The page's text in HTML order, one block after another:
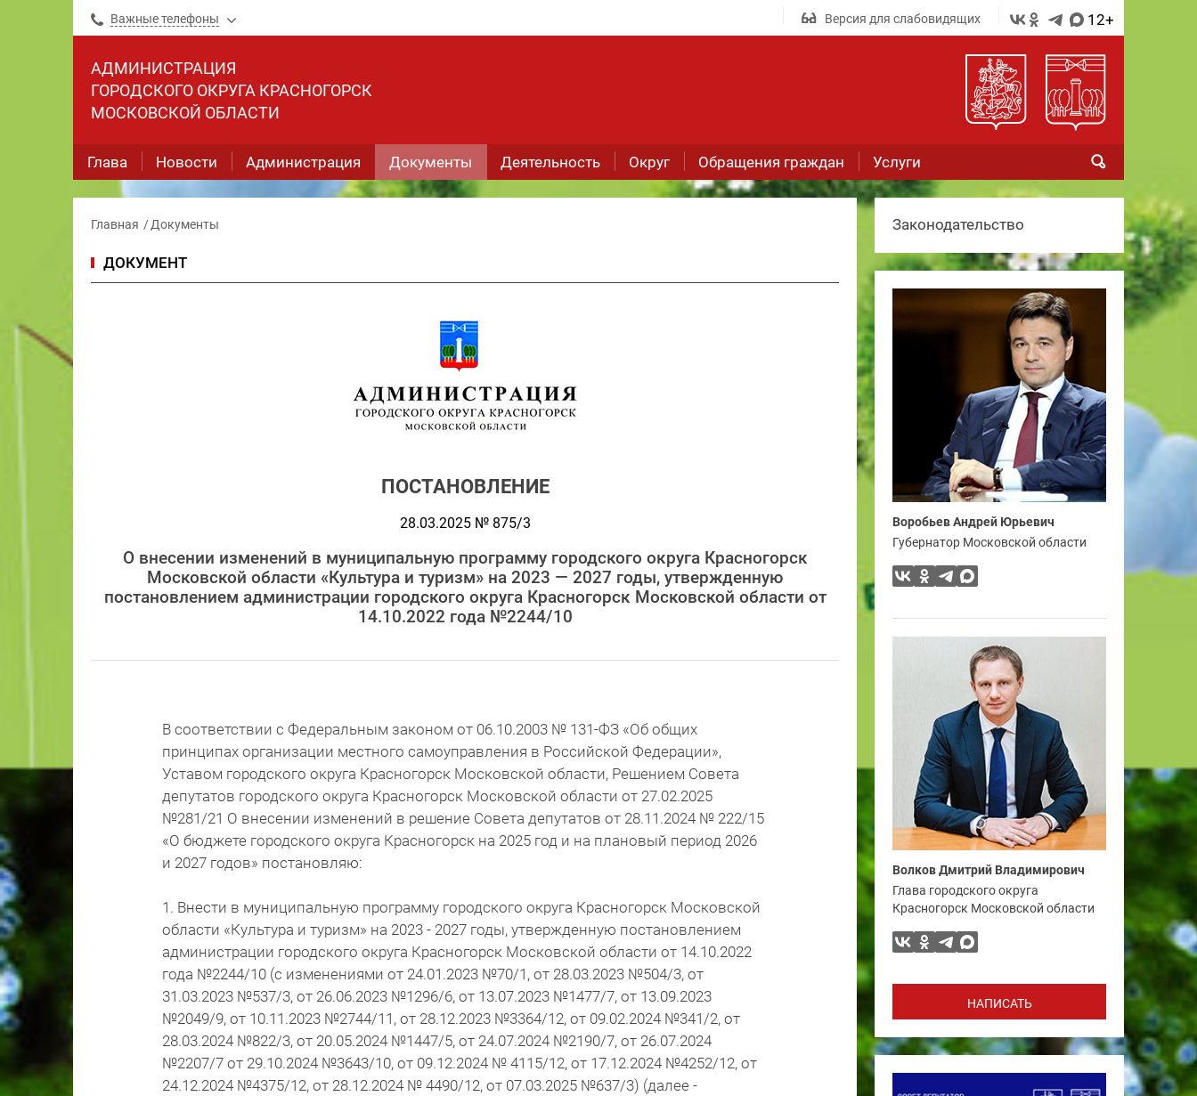
Важные телефоны Версия для слабовидящих 12+
АДМИНИСТРАЦИЯ
ГОРОДСКОГО ОКРУГА КРАСНОГОРСК
МОСКОВСКОЙ ОБЛАСТИ
Глава Новости Администрация Документы Деятельность Округ Обращения граждан Услуги
Главная Документы
ДОКУМЕНТ
ПОСТАНОВЛЕНИЕ
28.03.2025 № 875/3
О внесении изменений в муниципальную программу городского округа Красногорск
Московской области «Культура и туризм» на 2023 — 2027 годы, утвержденную
постановлением администрации городского округа Красногорск Московской области от
14.10.2022 года №2244/10
В соответствии с Федеральным законом от 06.10.2003 № 131-ФЗ «Об общих
принципах организации местного самоуправления в Российской Федерации»,
Уставом городского округа Красногорск Московской области, Решением Совета
депутатов городского округа Красногорск Московской области от 27.02.2025
№281/21 О внесении изменений в решение Совета депутатов от 28.11.2024 № 222/15
«О бюджете городского округа Красногорск на 2025 год и на плановый период 2026
и 2027 годов» постановляю:
1. Внести в муниципальную программу городского округа Красногорск Московской
области «Культура и туризм» на 2023 - 2027 годы, утвержденную постановлением
администрации городского округа Красногорск Московской области от 14.10.2022
года №2244/10 (с изменениями от 24.01.2023 №70/1, от 28.03.2023 №504/3, от
31.03.2023 №537/3, от 26.06.2023 №1296/6, от 13.07.2023 №1477/7, от 13.09.2023
№2049/9, от 10.11.2023 №2744/11, от 28.12.2023 №3364/12, от 09.02.2024 №341/2, от
28.03.2024 №822/3, от 20.05.2024 №1447/5, от 24.07.2024 №2190/7, от 26.07.2024
№2207/7 от 29.10.2024 №3643/10, от 09.12.2024 № 4115/12, от 17.12.2024 №4252/12, от
24.12.2024 №4375/12, от 28.12.2024 № 4490/12, от 07.03.2025 №637/3) (далее -
Законодательство
Воробьев Андрей Юрьевич
Губернатор Московской области
Волков Дмитрий Владимирович
Глава городского округа
Красногорск Московской области
НАПИСАТЬ